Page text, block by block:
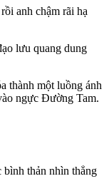
anh chậm rãi hạ
lưu quang dung
thành một luồng ánh
ngực Đường Tam.
thản nhìn thẳng